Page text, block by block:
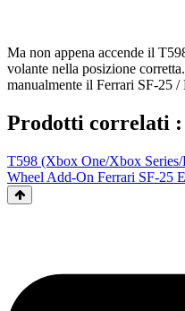
Ma non appena accende il
volante nella posizione
manualmente il Ferrari SF-25 /
Prodotti correlati :
T598 (Xbox One/Xbox Series/
Wheel Add-On Ferrari SF-25